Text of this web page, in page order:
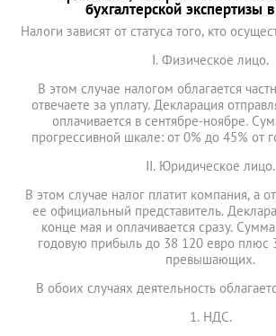
бухгалтерской экспертизы
Налоги зависят от статуса того, кто
I. Физическое лицо.
В этом случае налогом облагается
отвечаете за уплату. Декларация
оплачивается в сентябре-ноябре.
прогрессивной шкале: от 0% до 45% от
II. Юридическое лицо.
В этом случае налог платит компания, а
ее официальный представитель.
конце мая и оплачивается сразу.
годовую прибыль до 38 120 евро плюс
превышающих.
В обоих случаях деятельность
1. НДС.